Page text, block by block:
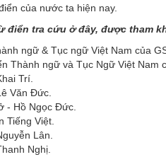
của nước ta hiện nay.
điển tra cứu ở đây, được tham
ngữ & Tục ngữ Việt Nam của
Thành ngữ và Tục Ngữ Việt Nam
Trí.
Văn Đức.
- Hồ Ngọc Đức.
Tiếng Việt.
Lân.
Nghị.